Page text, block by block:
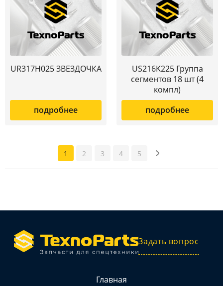
UR317H025 ЗВЕЗДОЧКА
подробнее
US216K225 Группа
сегментов 18 шт (4
компл)
подробнее
1 2 3 4 5
Задать вопрос
Главная